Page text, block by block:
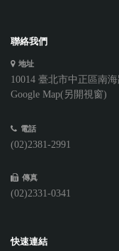
聯絡我們
地址
10014 臺北市中正區南
Google Map(另開視窗)
電話
(02)2381-2991
傳真
(02)2331-0341
快速連結